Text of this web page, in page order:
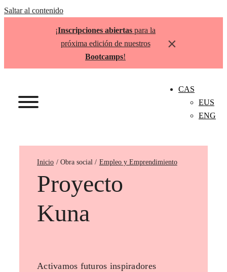
Saltar al contenido
¡Inscripciones abiertas para la
próxima edición de nuestros
Bootcamps!
×
CAS
EUS
ENG
Inicio Empleo y Emprendimiento
Proyecto
Kuna
Activamos futuros inspiradores